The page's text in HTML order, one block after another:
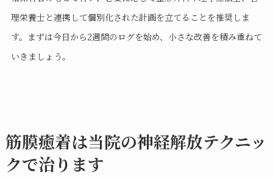
理栄養士と連携して個別化された計画を立てることを推奨しま
す。まずは今日から2週間のログを始め、小さな改善を積み重ねて
いきましょう。
筋膜癒着は当院の神経解放テクニッ
クで治ります